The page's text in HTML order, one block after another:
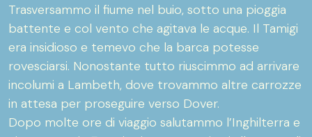
Trasversammo il fiume nel buio, sotto una pioggia
battente e col vento che agitava le acque. Il Tamigi
era insidioso e temevo che la barca potesse
rovesciarsi. Nonostante tutto riuscimmo ad arrivare
incolumi a Lambeth, dove trovammo altre carrozze
in attesa per proseguire verso Dover.
Dopo molte ore di viaggio salutammo l’Inghilterra e